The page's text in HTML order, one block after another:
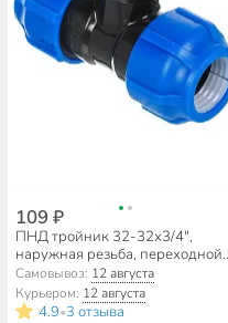
109 ₽
ПНД тройник 32-32х3/4",
наружная резьба, переходной,
Valfex
Самовывоз: 12 августа
Курьером: 12 августа
4.9•3 отзыва